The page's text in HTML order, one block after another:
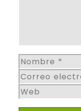
Nombre
Correo
electrónico
Web